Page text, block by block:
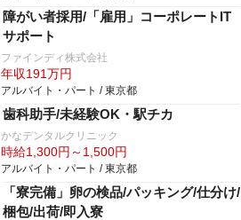
障がい者採用/「雇用」コーポレートIT
サポート
ファインディ株式会社
年収191万円
アルバイト・パート / 東京都
歯科助手/未経験OK・駅チカ
かなデンタルクリニック
時給1,300円～1,500円
アルバイト・パート / 東京都
「寮完備」卵の検品/パッキング/仕分け/
梱包/出荷/即入寮